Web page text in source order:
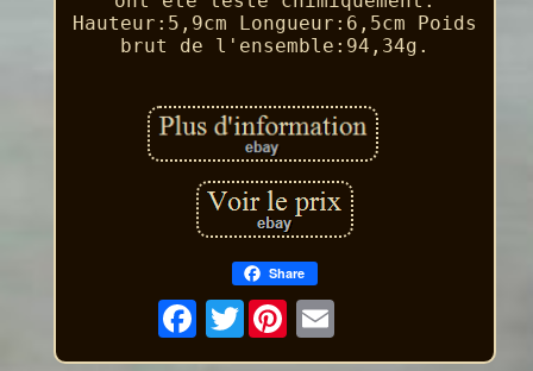
Hauteur:5,9cm Longueur:6,5cm Poids
brut de l'ensemble:94,34g.
Share
Twitter